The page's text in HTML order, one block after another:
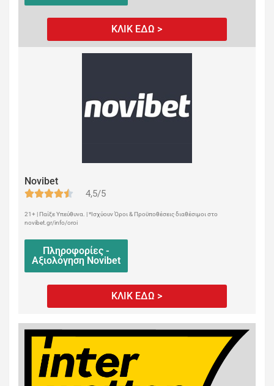
ΚΛΙΚ ΕΔΩ >
Novibet
4,5/5
21+ | Παίξε Υπεύθυνα. | *Ισχύουν Όροι & Προϋποθέσεις διαθέσιμοι στο
novibet.gr/info/oroi
Πληροφορίες -
Αξιολόγηση Novibet
ΚΛΙΚ ΕΔΩ >